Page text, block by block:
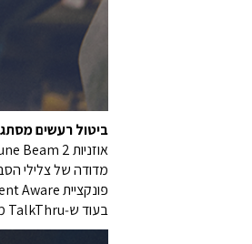
ביטול רעשים
מדודה של צלילי
פונקציית Ambient Aware מתאימה את רמת צלילי הסביבה שתרצו לשמוע,
בעוד ש‑TalkThru מאפשרת לכם לשוחח עם האנשים סביבכם – וכל זה מבלי להוציא את האוזניות מהאוזניים.